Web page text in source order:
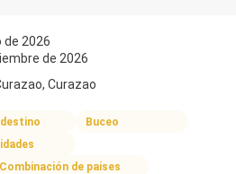
de 2026
de 2026
Curazao
Buceo
Combinación de paises